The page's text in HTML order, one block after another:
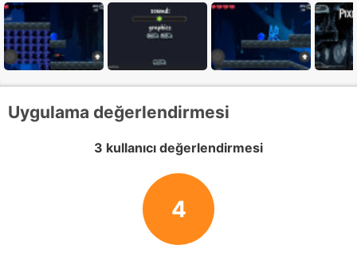
Uygulama değerlendirmesi
3 kullanıcı değerlendirmesi
4